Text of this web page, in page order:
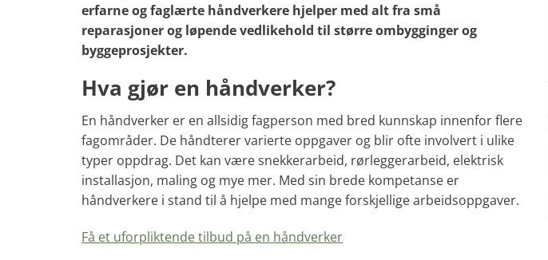
erfarne og faglærte håndverkere hjelper med alt fra små
reparasjoner og løpende vedlikehold til større ombygginger og
byggeprosjekter.
Hva gjør en håndverker?
En håndverker er en allsidig fagperson med bred kunnskap innenfor flere
fagområder. De håndterer varierte oppgaver og blir ofte involvert i ulike
typer oppdrag. Det kan være snekkerarbeid, rørleggerarbeid, elektrisk
installasjon, maling og mye mer. Med sin brede kompetanse er
håndverkere i stand til å hjelpe med mange forskjellige arbeidsoppgaver.
Få et uforpliktende tilbud på en håndverker